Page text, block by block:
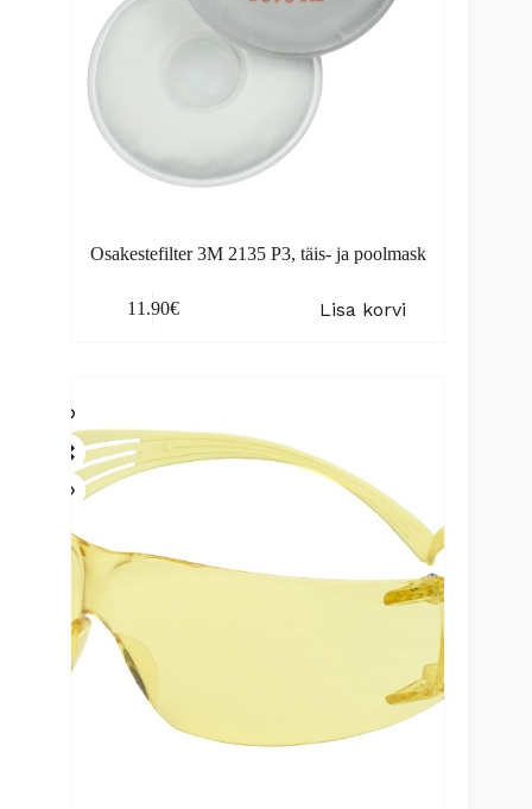
Osakestefilter 3M 2135 P3, täis- ja poolmask
11.90€ Lisa korvi